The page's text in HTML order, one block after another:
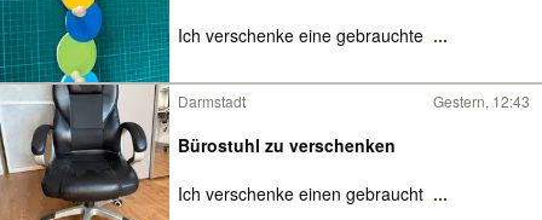
Ich verschenke eine gebrauchte ...
Darmstadt Gestern, 12:43
Bürostuhl zu verschenken
Ich verschenke einen gebraucht ...